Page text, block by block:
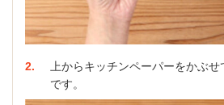
2
上からキッチンペーパーをかぶ
です。